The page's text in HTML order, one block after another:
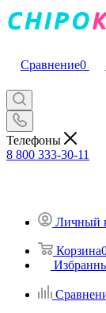
Сравнение0
Телефоны
8 800 333-30-11
Личный
Корзина